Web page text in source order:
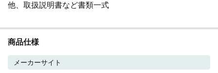
他、取扱説明書など書類一式
商品仕様
メーカーサイト